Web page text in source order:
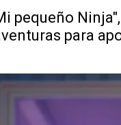
pequeño
para